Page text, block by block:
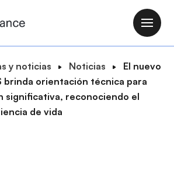
M
a
i
y noticias Noticias
El nuevo
brinda orientación técnica para
significativa, reconociendo el
de vida